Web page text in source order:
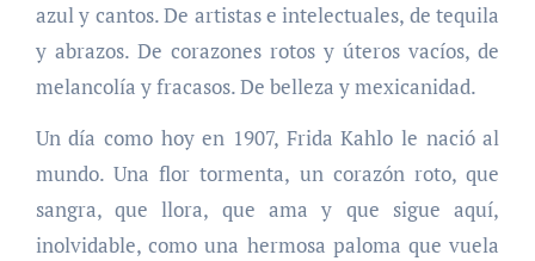
azul y cantos. De artistas e intelectuales, de tequila
y abrazos. De corazones rotos y úteros vacíos, de
melancolía y fracasos. De belleza y mexicanidad.
Un día como hoy en 1907, Frida Kahlo le nació al
mundo. Una flor tormenta, un corazón roto, que
sangra, que llora, que ama y que sigue aquí,
inolvidable, como una hermosa paloma que vuela